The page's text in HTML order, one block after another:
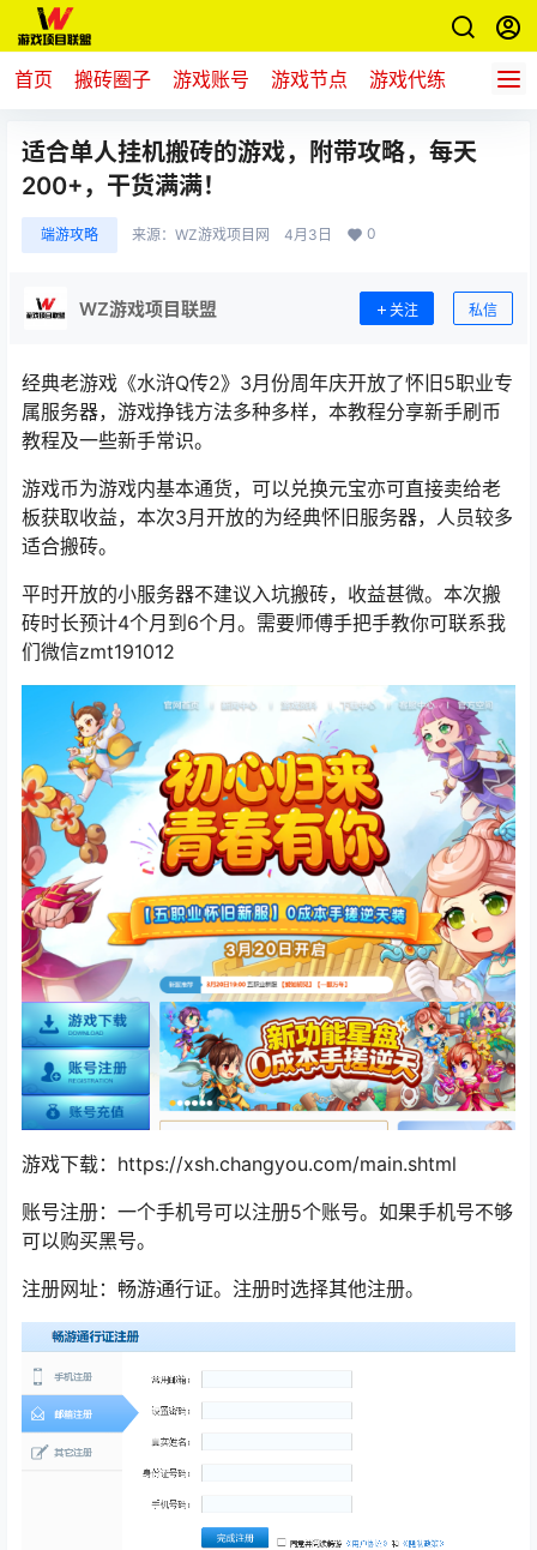
首页 搬砖圈子 游戏账号 游戏节点 游戏代练 新游推
适合单人挂机搬砖的游戏，附带攻略，每天
200+，干货满满！
端游攻略 来源： WZ游戏项目网 4月3日 0
WZ游戏项目联盟 关注 私信
经典老游戏 《水浒Q传2》3月份周年庆开放了怀旧5职业专
属服务器，游戏挣钱方法多种多样，本教程分享新手刷币
教程及一些新手常识。
游戏币为游戏内基本通货，可以兑换元宝亦可直接卖给老
板获取收益，本次3月开放的为经典怀旧服务器，人员较多
适合搬砖。
平时开放的小服务器不建议入坑搬砖，收益甚微。本次搬
砖时长预计4个月到6个月。需要师傅手把手教你可联系我
们微信zmt191012
游戏下载：https://xsh.changyou.com/main.shtml
账号注册：一个手机号可以注册5个账号。如果手机号不够
可以购买黑号。
注册网址：畅游通行证。注册时选择其他注册。